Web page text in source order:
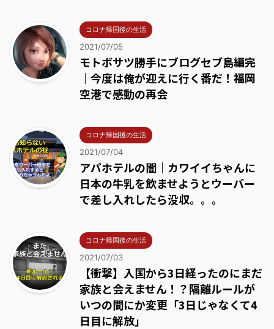
コロナ帰国後の生活
2021/07/05
モトボサツ勝手にブログセブ島編完
｜今度は俺が迎えに行く番だ！福岡
空港で感動の再会
コロナ帰国後の生活
2021/07/04
アパホテルの闇｜カワイイちゃんに
日本の牛乳を飲ませようとウーバー
で差し入れしたら没収。。。
コロナ帰国後の生活
2021/07/03
【衝撃】入国から3日経ったのにまだ
家族と会えません！？隔離ルールが
いつの間にか変更「3日じゃなくて4
日目に解放」